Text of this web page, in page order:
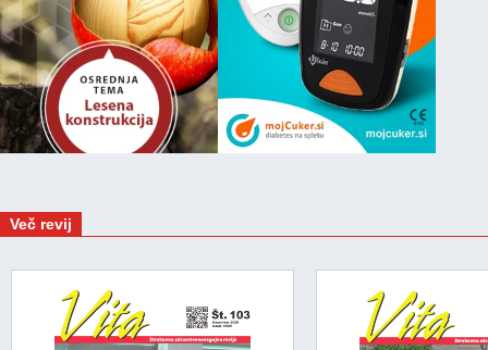
Več revij